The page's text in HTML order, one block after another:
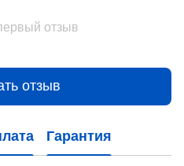
отзыв
отзыв
Гарантия